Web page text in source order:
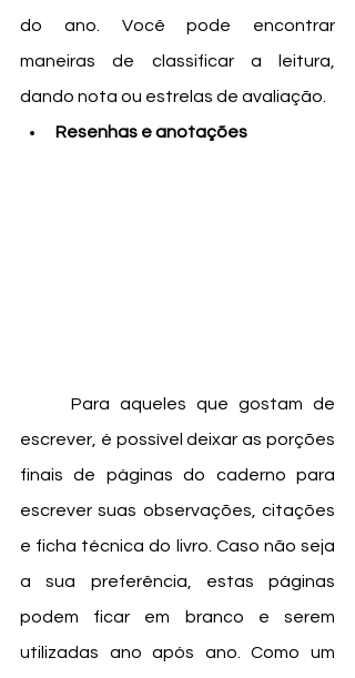
do ano. Você pode encontrar
maneiras de classificar a leitura,
dando nota ou estrelas de avaliação.
Resenhas e anotações
escrever, é possível deixar as porções
finais de páginas do caderno para
escrever suas observações, citações
e ficha técnica do livro. Caso não seja
a sua preferência, estas páginas
podem ficar em branco e serem
utilizadas ano após ano. Como um